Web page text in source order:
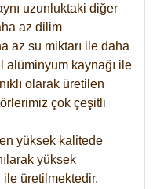
uzunluktaki diğer
az dilim
az su miktarı ile daha
alüminyum kaynağı ile
olarak üretilen
çok çeşitli
yüksek kalitede
yüksek
üretilmektedir.